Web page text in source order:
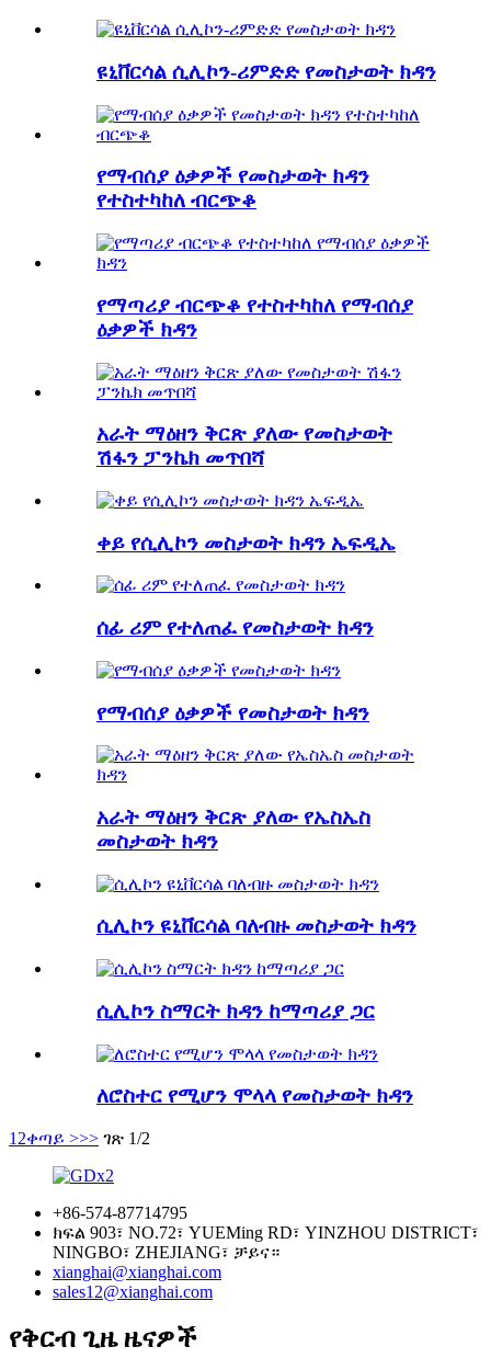
ዩኒቨርሳል ሲሊኮን-ሪምድድ የመስታወት ክዳን
የማብሰያ ዕቃዎች የመስታወት ክዳን
የተስተካከለ ብርጭቆ
የማጣሪያ ብርጭቆ የተስተካከለ የማብሰያ
ዕቃዎች ክዳን
አራት ማዕዘን ቅርጽ ያለው የመስታወት
ሽፋን ፓንኬክ መጥበሻ
ቀይ የሲሊኮን መስታወት ክዳን ኤፍዲኤ
ሰፊ ሪም የተለጠፈ የመስታወት ክዳን
የማብሰያ ዕቃዎች የመስታወት ክዳን
አራት ማዕዘን ቅርጽ ያለው የኤስኤስ
መስታወት ክዳን
ሲሊኮን ዩኒቨርሳል ባለብዙ መስታወት ክዳን
ሲሊኮን ስማርት ክዳን ከማጣሪያ ጋር
ለሮስተር የሚሆን ሞላላ የመስታወት ክዳን
1 2ቀጣይ >>> ገጽ 1/2
+86-574-87714795
ክፍል 903፣ NO.72፣ YUEMing RD፣ YINZHOU DISTRICT፣
NINGBO፣ ZHEJIANG፣ ቻይና።
xianghai@xianghai.com
sales12@xianghai.com
የቅርብ ጊዜ ዜናዎች